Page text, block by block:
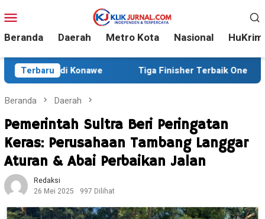
ke
kontenMobile
Beranda Daerah Metro Kota Nasional HuKrim
Terbaru
Konawe Tiga Finisher Terbaik One Day Trail
Beranda Daerah
Pemerintah Sultra Beri Peringatan
Keras: Perusahaan Tambang Langgar
Aturan & Abai Perbaikan Jalan
Redaksi
26 Mei 2025
997 Dilihat